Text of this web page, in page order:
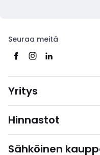
Seuraa meitä
Yritys
Hinnastot
Sähköinen